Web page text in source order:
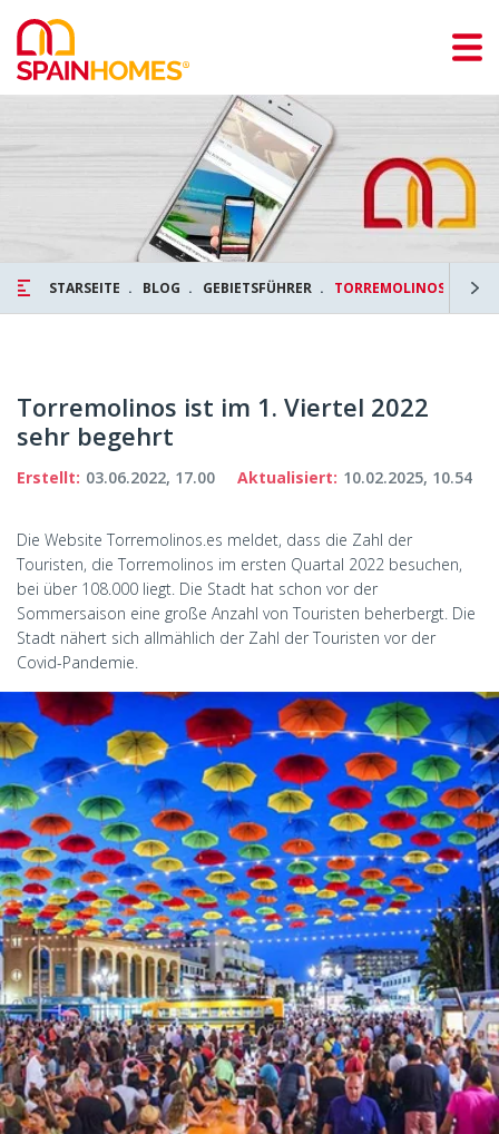
STARSEITE BLOG GEBIETSFÜHRER TORREMOLINOS IST IM
Torremolinos ist im 1. Viertel 2022
sehr begehrt
Erstellt: 03.06.2022, 17.00 Aktualisiert: 10.02.2025, 10.54
Die Website Torremolinos.es meldet, dass die Zahl der
Touristen, die Torremolinos im ersten Quartal 2022 besuchen,
bei über 108.000 liegt. Die Stadt hat schon vor der
Sommersaison eine große Anzahl von Touristen beherbergt. Die
Stadt nähert sich allmählich der Zahl der Touristen vor der
Covid-Pandemie.